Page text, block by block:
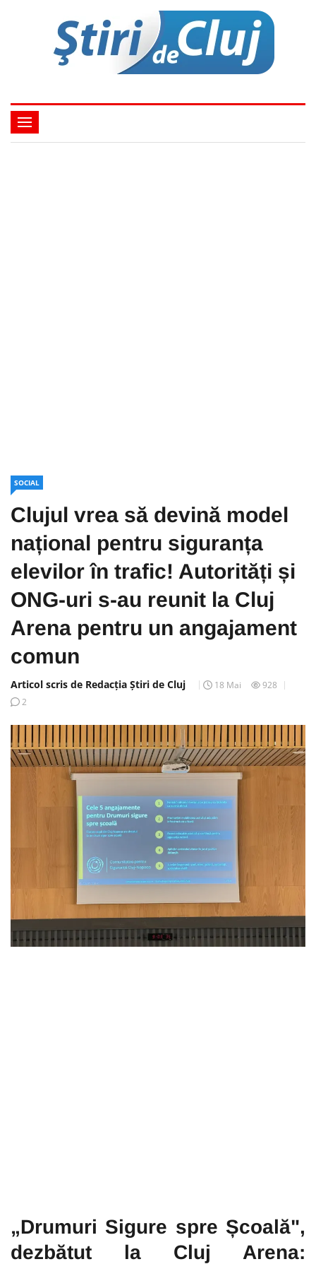
SOCIAL
Clujul vrea să devină model
național pentru siguranța
elevilor în trafic! Autorități și
ONG-uri s-au reunit la Cluj
Arena pentru un angajament
comun
Articol scris de Redacția Știri de Cluj 18 Mai
928
2
„Drumuri Sigure spre Școală",
dezbătut la Cluj Arena: